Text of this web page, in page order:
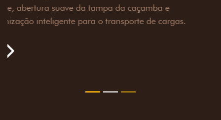
toneladas, alargadores de para-lamas e overbumper,
oferecendo mais capacidade de reboque, proteção
imponente para enfrentar qualquer terreno com
confiança.
Pack tecnologia